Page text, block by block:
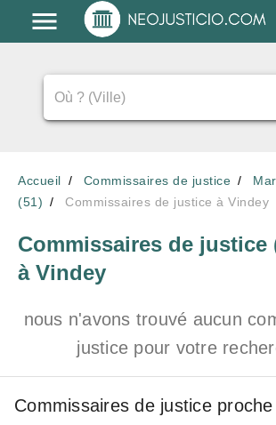
Accueil Commissaires de justice
(51)
Commissaires de justice à Vindey
Commissaires de justice
à Vindey
nous n'avons trouvé aucun
justice pour votre
Commissaires de justice